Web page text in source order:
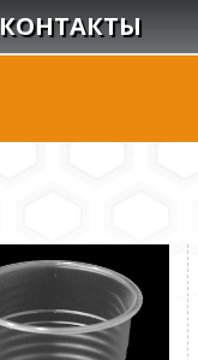
КОНТАКТЫ